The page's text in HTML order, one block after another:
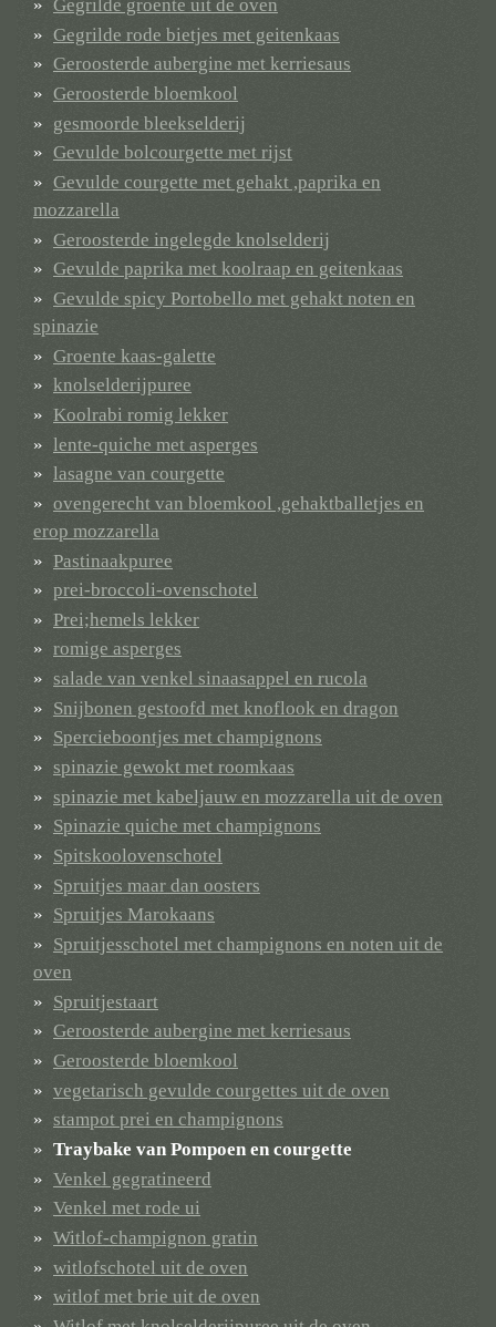
Gegrilde groente uit de oven
Gegrilde rode bietjes met geitenkaas
Geroosterde aubergine met kerriesaus
Geroosterde bloemkool
gesmoorde bleekselderij
Gevulde bolcourgette met rijst
Gevulde courgette met gehakt ,paprika en
mozzarella
Geroosterde ingelegde knolselderij
Gevulde paprika met koolraap en geitenkaas
Gevulde spicy Portobello met gehakt noten en
spinazie
Groente kaas-galette
knolselderijpuree
Koolrabi romig lekker
lente-quiche met asperges
lasagne van courgette
ovengerecht van bloemkool ,gehaktballetjes en
erop mozzarella
Pastinaakpuree
prei-broccoli-ovenschotel
Prei;hemels lekker
romige asperges
salade van venkel sinaasappel en rucola
Snijbonen gestoofd met knoflook en dragon
Spercieboontjes met champignons
spinazie gewokt met roomkaas
spinazie met kabeljauw en mozzarella uit de oven
Spinazie quiche met champignons
Spitskoolovenschotel
Spruitjes maar dan oosters
Spruitjes Marokaans
Spruitjesschotel met champignons en noten uit de
oven
Spruitjestaart
Geroosterde aubergine met kerriesaus
Geroosterde bloemkool
vegetarisch gevulde courgettes uit de oven
stampot prei en champignons
Traybake van Pompoen en courgette
Venkel gegratineerd
Venkel met rode ui
Witlof-champignon gratin
witlofschotel uit de oven
witlof met brie uit de oven